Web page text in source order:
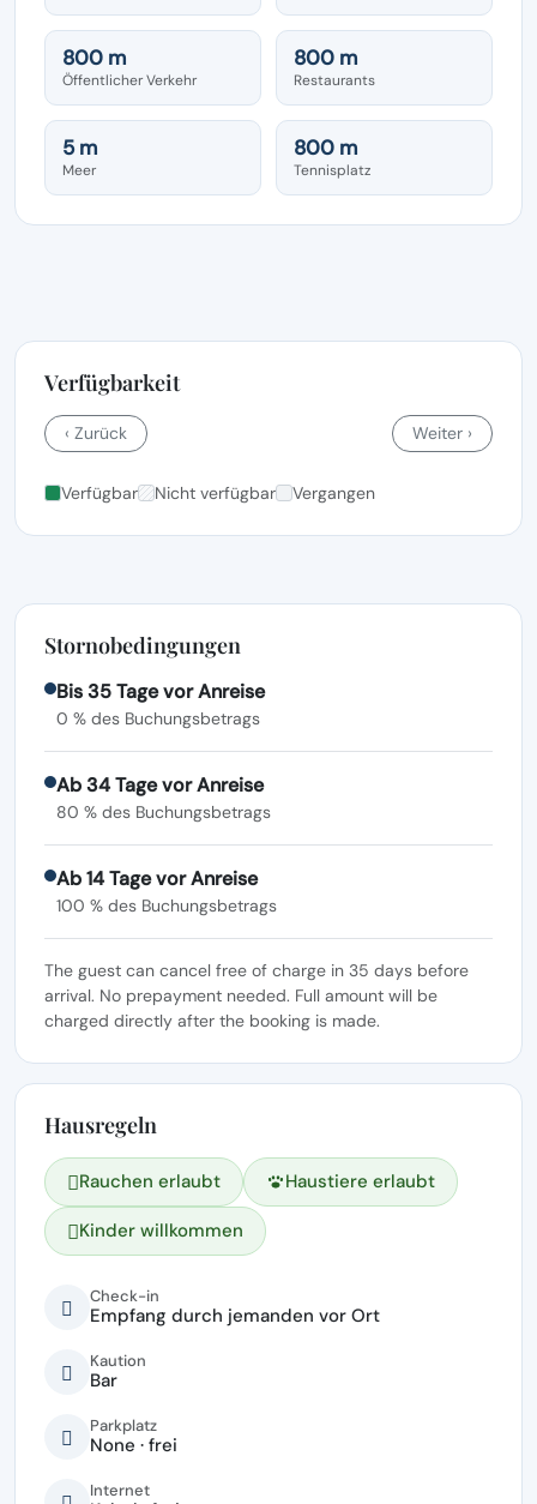
800 m
Öffentlicher Verkehr
800 m
Restaurants
5 m
Meer
800 m
Tennisplatz
Verfügbarkeit
‹ Zurück Weiter ›
Verfügbar Nicht verfügbar Vergangen
Stornobedingungen
Bis 35 Tage vor Anreise
0 % des Buchungsbetrags
Ab 34 Tage vor Anreise
80 % des Buchungsbetrags
Ab 14 Tage vor Anreise
100 % des Buchungsbetrags
The guest can cancel free of charge in 35 days before
arrival. No prepayment needed. Full amount will be
charged directly after the booking is made.
Hausregeln
Rauchen erlaubt Haustiere erlaubt
Kinder willkommen
Check-in
Empfang durch jemanden vor Ort
Kaution
Bar
Parkplatz
None · frei
Internet